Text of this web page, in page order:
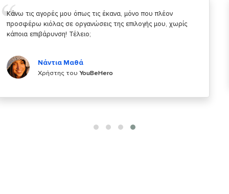
Σας ευχαριστώ που μας δίνετε την δυνατότητα να κάνουμε
κάτι!
Χρήστης του